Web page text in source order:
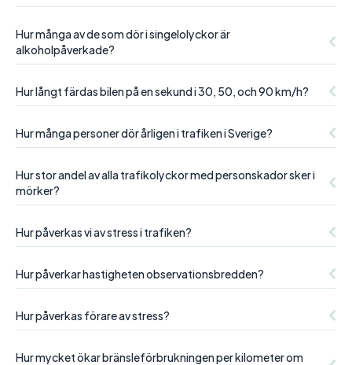
Hur många av de som dör i singelolyckor är
alkoholpåverkade?
Hur långt färdas bilen på en sekund i 30, 50, och 90 km/h?
Hur många personer dör årligen i trafiken i Sverige?
Hur stor andel av alla trafikolyckor med personskador sker i
mörker?
Hur påverkas vi av stress i trafiken?
Hur påverkar hastigheten observationsbredden?
Hur påverkas förare av stress?
Hur mycket ökar bränsleförbrukningen per kilometer om